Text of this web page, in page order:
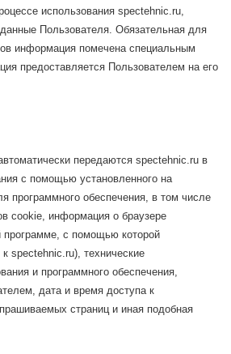
использования spectehnic.ru,
Пользователя. Обязательная для
информация помечена специальным
предоставляется Пользователем на его
передаются spectehnic.ru в
с помощью установленного на
программного обеспечения, в том числе
cookie, информация о браузере
программе, с помощью которой
spectehnic.ru), технические
и программного обеспечения,
дата и время доступа к
страниц и иная подобная